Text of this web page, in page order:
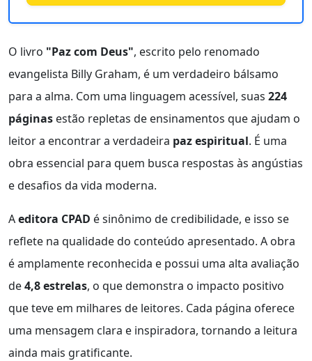
O livro "Paz com Deus", escrito pelo renomado
evangelista Billy Graham, é um verdadeiro bálsamo
para a alma. Com uma linguagem acessível, suas 224
páginas estão repletas de ensinamentos que ajudam o
leitor a encontrar a verdadeira paz espiritual. É uma
obra essencial para quem busca respostas às angústias
e desafios da vida moderna.
Aeditora CPAD é sinônimo de credibilidade, e isso se
reflete na qualidade do conteúdo apresentado. A obra
é amplamente reconhecida e possui uma alta avaliação
de4,8 estrelas, o que demonstra o impacto positivo
que teve em milhares de leitores. Cada página oferece
uma mensagem clara e inspiradora, tornando a leitura
ainda mais gratificante.